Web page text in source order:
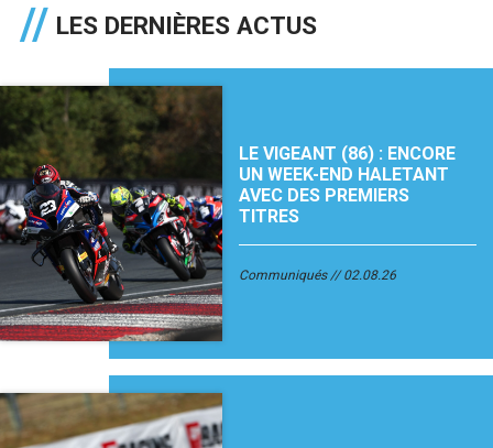
LES DERNIÈRES ACTUS
LE VIGEANT (86) : ENCORE
UN WEEK-END HALETANT
AVEC DES PREMIERS
TITRES
Communiqués 02.08.26